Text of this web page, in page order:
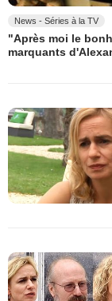
News - Séries à la TV
"Après moi le
marquants